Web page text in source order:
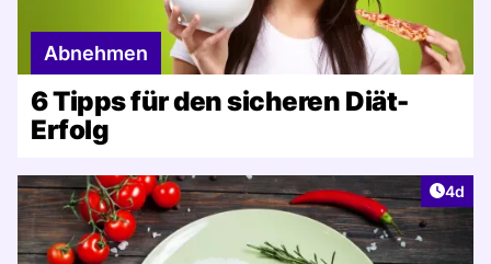
Abnehmen
6 Tipps für den sicheren Diät-
Erfolg
4d